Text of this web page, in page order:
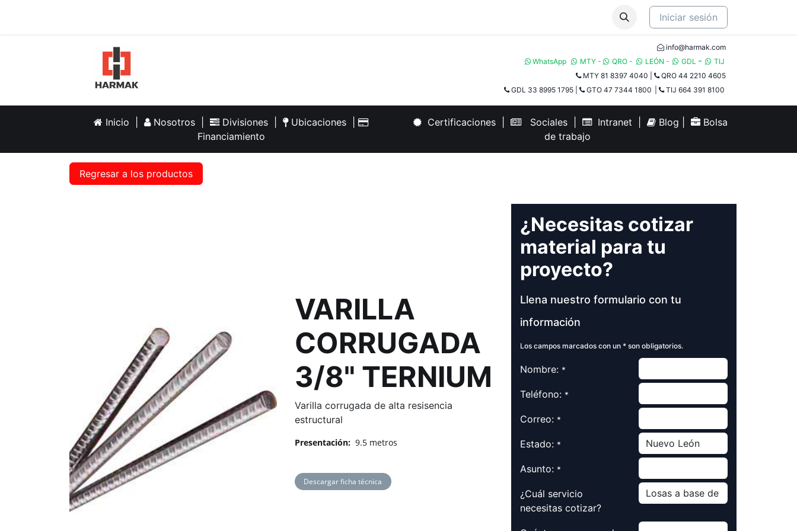
Iniciar sesión
info@harmak.com
WhatsApp
MTY - QRO - LEÓN - GDL -
TIJ​
MTY 81 8397 4040
QRO 44 2210 4605
GDL 33 8995 1795
GTO 47 7344 1800 TIJ 664 391 8100
Inicio Nosotros Divisiones Ubicaciones
Financiamiento
Certificaciones Sociales Intranet Blog
Bolsa
de trabajo
Regresar a los productos
VARILLA
CORRUGADA
3/8" TERNIUM
Varilla corrugada de alta resisencia
estructural
Presentación: 9.5 metros
Descargar ficha técnica
¿Necesitas cotizar
material para tu
proyecto?
Llena nuestro formulario con tu
información
Los campos marcados con un * son obligatorios.
Nombre: *
Teléfono: *
Correo: *
Estado: *
Asunto: *
¿Cuál servicio
necesitas cotizar?